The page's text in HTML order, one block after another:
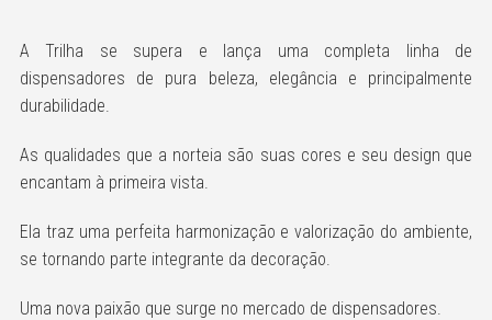
A Trilha se supera e lança uma completa linha de
dispensadores de pura beleza, elegância e principalmente
durabilidade.
As qualidades que a norteia são suas cores e seu design que
encantam à primeira vista.
Ela traz uma perfeita harmonização e valorização do ambiente,
se tornando parte integrante da decoração.
Uma nova paixão que surge no mercado de dispensadores.